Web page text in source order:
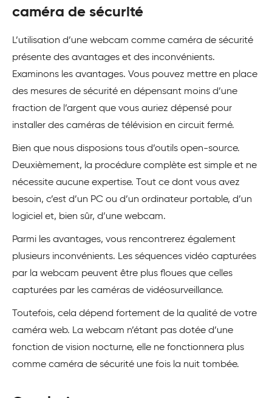
caméra de sécurité
L’utilisation d’une webcam comme caméra de sécurité
présente des avantages et des inconvénients.
Examinons les avantages. Vous pouvez mettre en place
des mesures de sécurité en dépensant moins d’une
fraction de l’argent que vous auriez dépensé pour
installer des caméras de télévision en circuit fermé.
Bien que nous disposions tous d’outils open-source.
Deuxièmement, la procédure complète est simple et ne
nécessite aucune expertise. Tout ce dont vous avez
besoin, c’est d’un PC ou d’un ordinateur portable, d’un
logiciel et, bien sûr, d’une webcam.
Parmi les avantages, vous rencontrerez également
plusieurs inconvénients. Les séquences vidéo capturées
par la webcam peuvent être plus floues que celles
capturées par les caméras de vidéosurveillance.
Toutefois, cela dépend fortement de la qualité de votre
caméra web. La webcam n’étant pas dotée d’une
fonction de vision nocturne, elle ne fonctionnera plus
comme caméra de sécurité une fois la nuit tombée.